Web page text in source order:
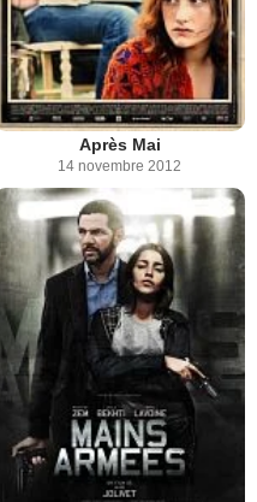
Après Mai
14 novembre 2012